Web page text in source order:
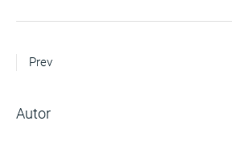
Prev
Autor